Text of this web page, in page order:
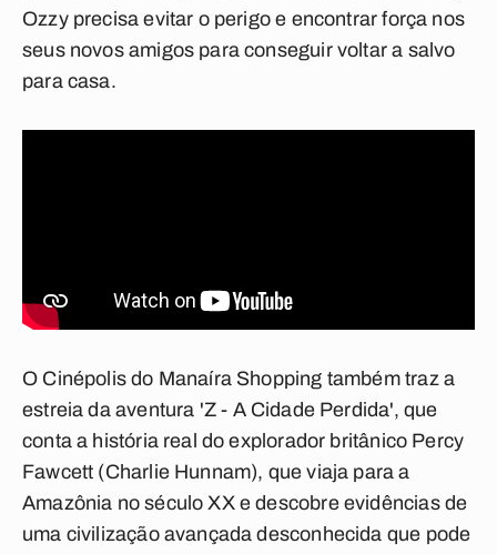
Ozzy precisa evitar o perigo e encontrar força nos
seus novos amigos para conseguir voltar a salvo
para casa.
O Cinépolis do Manaíra Shopping também traz a
estreia da aventura 'Z - A Cidade Perdida', que
conta a história real do explorador britânico Percy
Fawcett (Charlie Hunnam), que viaja para a
Amazônia no século XX e descobre evidências de
uma civilização avançada desconhecida que pode